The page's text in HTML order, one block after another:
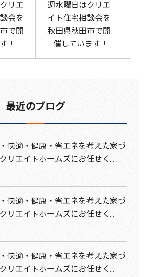
リエ
会を
で開
！
週水曜日はクリエ
イト住宅相談会を
秋田県秋田市で開
催しています！
最近のブログ
・快適・健康・省エネを考えた家づ
リエイトホームズにお任せく...
・快適・健康・省エネを考えた家づ
リエイトホームズにお任せく...
・快適・健康・省エネを考えた家づ
リエイトホームズにお任せく...